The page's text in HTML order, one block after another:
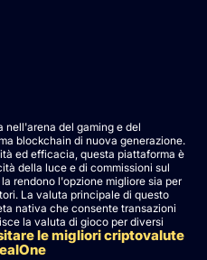
nell'arena del gaming e del
blockchain di nuova generazione.
ed efficacia, questa piattaforma è
della luce e di commissioni sul
rendono l'opzione migliore sia per
La valuta principale di questo
nativa che consente transazioni
la valuta di gioco per diversi
le migliori criptovalute